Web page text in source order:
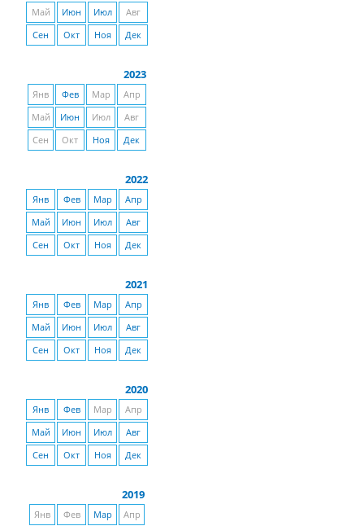
Май
Июн Июл
Авг
Сен
Окт Ноя Дек
2023
Янв Фев Мар
Апр
Май
Июн Июл
Авг
Сен
Окт Ноя Дек
2022
Янв Фев Мар
Апр
Май
Июн Июл
Авг
Сен
Окт Ноя Дек
2021
Янв Фев Мар
Апр
Май
Июн Июл
Авг
Сен
Окт Ноя Дек
2020
Янв Фев Мар
Апр
Май
Июн Июл
Авг
Сен
Окт Ноя Дек
2019
Янв Фев Мар Апр